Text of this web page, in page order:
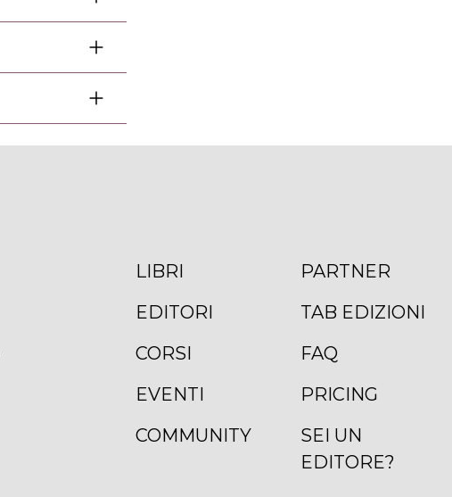
PARTNER
TAB EDIZIONI
FAQ
PRICING
SEI UN
EDITORE?
LIBRI
EDITORI
CORSI
EVENTI
COMMUNITY